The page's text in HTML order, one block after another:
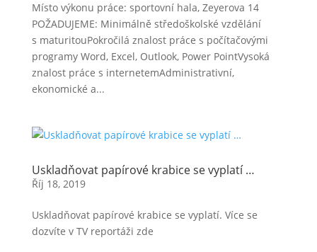
Místo výkonu práce: sportovní hala, Zeyerova 14
POŽADUJEME: Minimálně středoškolské vzdělání
s maturitouPokročilá znalost práce s počítačovými
programy Word, Excel, Outlook, Power PointVysoká
znalost práce s internetemAdministrativní,
ekonomické a...
Uskladňovat papírové krabice se vyplatí …
Říj 18, 2019
Uskladňovat papírové krabice se vyplatí. Více se
dozvíte v TV reportáži zde